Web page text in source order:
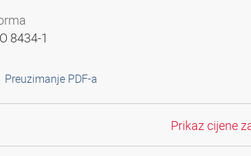
8434-1
Preuzimanje PDF-a
Prikaz cijene